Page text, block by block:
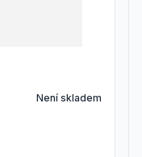
Není skladem